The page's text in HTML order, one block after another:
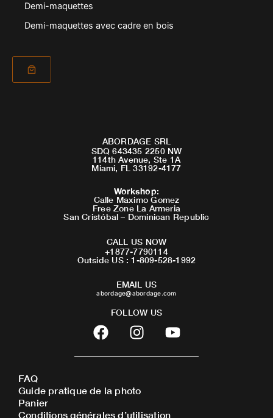
Demi-maquettes
Demi-maquettes avec cadre en bois
ABORDAGE SRL
SDQ 643435 2250 NW
114th Avenue, Ste 1A
Miami, FL 33192-4177
Workshop:
Calle Maximo Gomez
Free Zone La Armeria
San Cristóbal – Dominican Republic
CALL US NOW
+1877-7790114
Outside US : 1-809-528-1992
EMAIL US
abordage@abordage.com
FOLLOW US
F
a
c
b
o
I
n
s
a
g
Y
o
u
FAQ
Guide pratique de la photo
Panier
Conditions générales d’utilisation